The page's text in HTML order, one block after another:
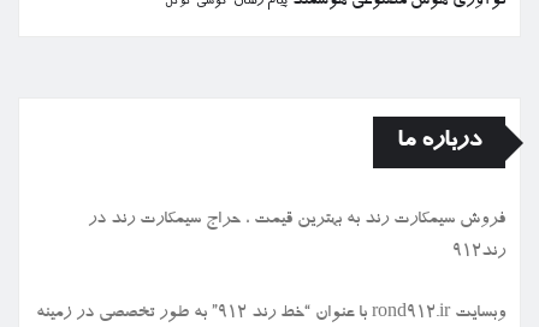
درباره ما
فروش سیمكارت رند به بهترین قیمت ، حراج سیمكارت رند در
رند912
وبسایت rond912.ir با عنوان “خط رند ۹۱۲” به طور تخصصی در زمینه